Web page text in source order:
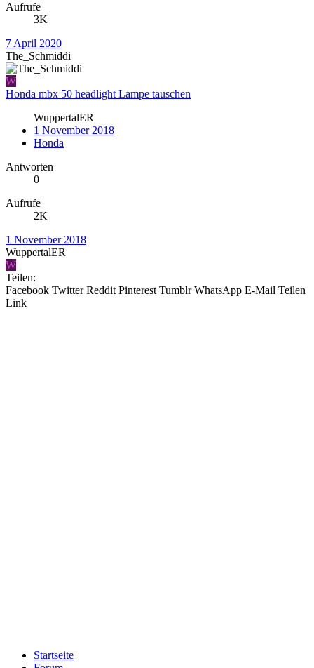
Aufrufe
3K
7 April 2020
The_Schmiddi
W
Honda mbx 50 headlight Lampe tauschen
WuppertalER
1 November 2018
Honda
Antworten
0
Aufrufe
2K
1 November 2018
WuppertalER
W
Teilen:
Facebook Twitter Reddit Pinterest Tumblr WhatsApp E-Mail Teilen
Link
Startseite